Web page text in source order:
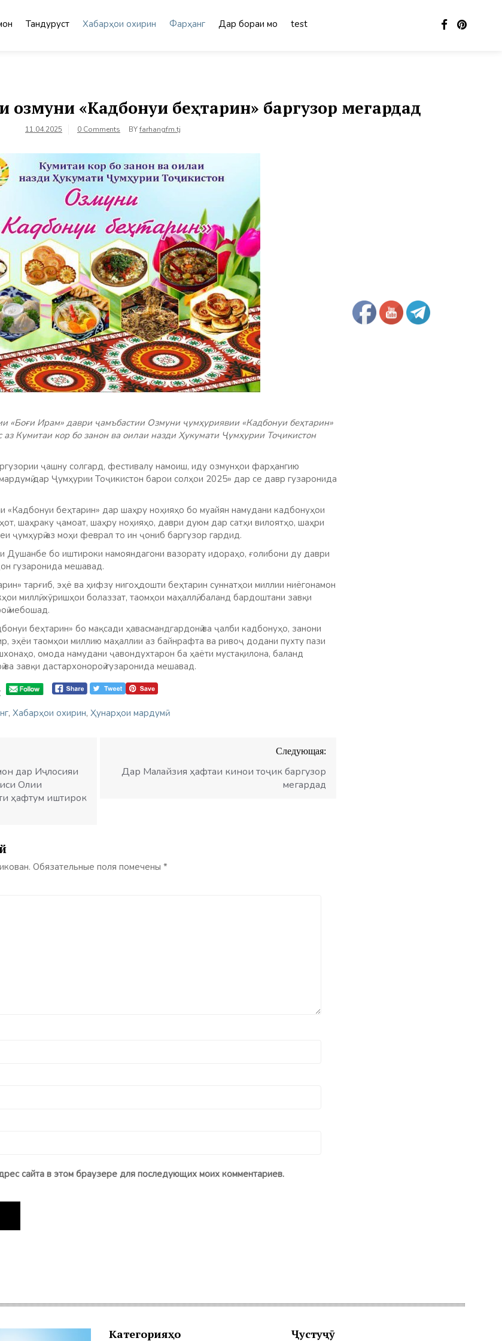
Тандурустӣ Хабарҳои охирин Фарҳанг Дар бораи мо test
«Кадбонуи беҳтарин» баргузор мегардад
11.04.2025 0 Comments BYfarhangfm.tj
«Боғи Ирам» даври ҷамъбастии Озмуни ҷумҳуриявии «Кадбонуи беҳтарин»
аз Кумитаи кор бо занон ва оилаи назди Ҳукумати Ҷумҳурии Тоҷикистон
ҷашну солгард, фестивалу намоиш, иду озмунҳои фарҳангию
дар Ҷумҳурии Тоҷикистон барои солҳои 2025» дар се давр гузаронида
«Кадбонуи беҳтарин» дар шаҳру ноҳияҳо бо муайян намудани кадбонуҳои
шаҳраку ҷамоат, шаҳру ноҳияҳо, даври дуюм дар сатҳи вилоятҳо, шаҳри
ҷумҳурӣ аз моҳи феврал то ин ҷониб баргузор гардид.
Душанбе бо иштироки намояндагони вазорату идораҳо, ғолибони ду даври
гузаронида мешавад.
тарғиб, эҳё ва ҳифзу нигоҳдошти беҳтарин суннатҳои миллии ниёгонамон
миллӣ, хӯришҳои болаззат, таомҳои маҳаллӣ, баланд бардоштани завқи
мебошад.
беҳтарин» бо мақсади ҳавасмандгардонӣ ва ҷалби кадбонуҳо, занони
эҳёи таомҳои миллию маҳаллии аз байнрафта ва ривоҷ додани пухту пази
омода намудани ҷавондухтарон ба ҳаёти мустақилона, баланд
завқи дастархонороӣ гузаронида мешавад.
, Хабарҳои охирин, Ҳунарҳои мардумӣ
дар Иҷлосияи
Олии
ҳафтум иштирок
Следующая:
Дар Малайзия ҳафтаи кинои тоҷик баргузор
мегардад
Обязательные поля помечены *
сайта в этом браузере для последующих моих комментариев.
Категорияҳо Ҷустуҷӯ